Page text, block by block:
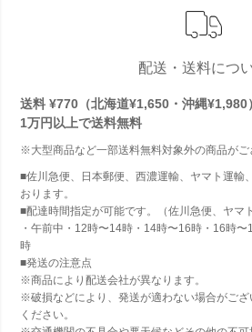
配送・送料につ
送料 ¥770（北海道¥1,650・沖縄¥1,980）
1万円以上で送料無料
※大型商品など一部送料無料対象外の商品がご
■佐川急便、日本郵便、西濃運輸、ヤマト運輸
おります。
■配達時間指定が可能です。（佐川急便、ヤマ
・午前中・12時〜14時・14時〜16時・16時
時
■発送の注意点
※商品により配送会社が異なります。
※破損などにより、発送が適わない場合がご
ください。